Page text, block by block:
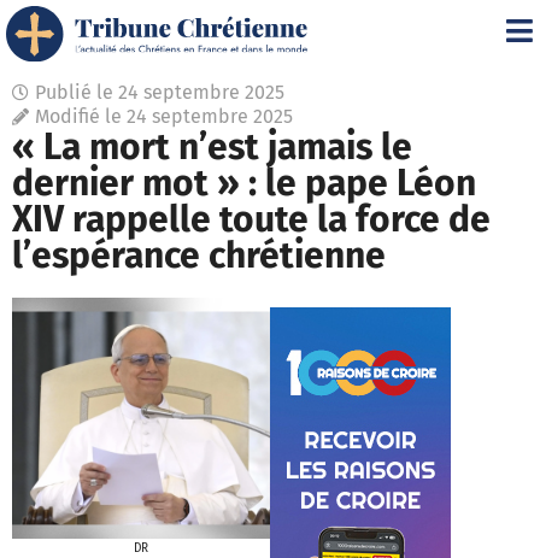
Publié le 24 septembre 2025
Modifié le 24 septembre 2025
« La mort n’est jamais le
dernier mot » : le pape Léon
XIV rappelle toute la force de
l’espérance chrétienne
DR